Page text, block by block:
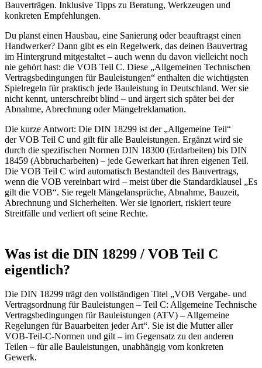
Bauverträgen. Inklusive Tipps zu Beratung, Werkzeugen und
konkreten Empfehlungen.
Du planst einen Hausbau, eine Sanierung oder beauftragst einen
Handwerker? Dann gibt es ein Regelwerk, das deinen Bauvertrag
im Hintergrund mitgestaltet – auch wenn du davon vielleicht noch
nie gehört hast: die VOB Teil C. Diese „Allgemeinen Technischen
Vertragsbedingungen für Bauleistungen“ enthalten die wichtigsten
Spielregeln für praktisch jede Bauleistung in Deutschland. Wer sie
nicht kennt, unterschreibt blind – und ärgert sich später bei der
Abnahme, Abrechnung oder Mängelreklamation.
Die kurze Antwort: Die DIN 18299 ist der „Allgemeine Teil“
der VOB Teil C und gilt für alle Bauleistungen. Ergänzt wird sie
durch die spezifischen Normen DIN 18300 (Erdarbeiten) bis DIN
18459 (Abbrucharbeiten) – jede Gewerkart hat ihren eigenen Teil.
Die VOB Teil C wird automatisch Bestandteil des Bauvertrags,
wenn die VOB vereinbart wird – meist über die Standardklausel „Es
gilt die VOB“. Sie regelt Mängelansprüche, Abnahme, Bauzeit,
Abrechnung und Sicherheiten. Wer sie ignoriert, riskiert teure
Streitfälle und verliert oft seine Rechte.
Was ist die DIN 18299 / VOB Teil C
eigentlich?
Die DIN 18299 trägt den vollständigen Titel „VOB Vergabe- und
Vertragsordnung für Bauleistungen – Teil C: Allgemeine Technische
Vertragsbedingungen für Bauleistungen (ATV) – Allgemeine
Regelungen für Bauarbeiten jeder Art“. Sie ist die Mutter aller
VOB-Teil-C-Normen und gilt – im Gegensatz zu den anderen
Teilen – für alle Bauleistungen, unabhängig vom konkreten
Gewerk.